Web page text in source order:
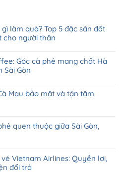
làm quà? Top 5 đặc sản đất
cho người thân
Góc cà phê mang chất Hà
Sài Gòn
Mau bảo mật và tận tâm
quen thuộc giữa Sài Gòn,
Vietnam Airlines: Quyền lợi,
đổi trả